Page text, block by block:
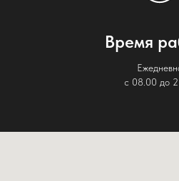
Время
с 08.00 до